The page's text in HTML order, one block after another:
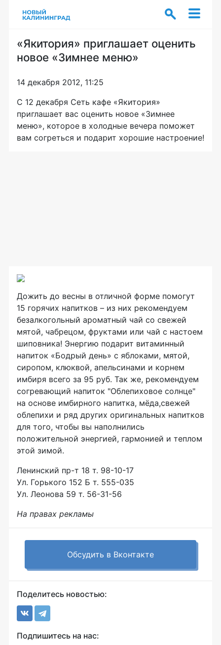
«Якитория» приглашает оценить
новое «Зимнее меню»
14 декабря 2012, 11:25
С 12 декабря Сеть кафе «Якитория»
приглашает вас оценить новое «Зимнее
меню», которое в холодные вечера поможет
вам согреться и подарит хорошие настроение!
Дожить до весны в отличной форме помогут
15 горячих напитков – из них рекомендуем
безалкогольный ароматный чай со свежей
мятой, чабрецом, фруктами или чай с настоем
шиповника! Энергию подарит витаминный
напиток «Бодрый день» с яблоками, мятой,
сиропом, клюквой, апельсинами и корнем
имбиря всего за 95 руб. Так же, рекомендуем
согревающий напиток "Облепиховое солнце"
на основе имбирного напитка, мёда,свежей
облепихи и ряд других оригинальных напитков
для того, чтобы вы наполнились
положительной энергией, гармонией и теплом
этой зимой.
Ленинский пр-т 18 т. 98-10-17
Ул. Горького 152 Б т. 555-035
Ул. Леонова 59 т. 56-31-56
На правах рекламы
Обсудить в Вконтакте
Поделитесь новостью:
Подпишитесь на нас: